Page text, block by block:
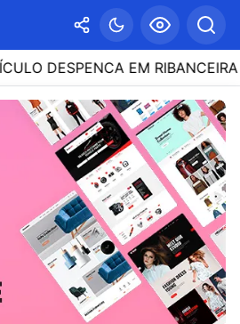
EM RIBANCEIRA COM